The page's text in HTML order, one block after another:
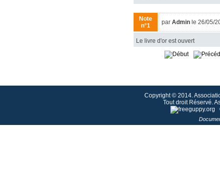
Note
n°1
par Adminle 26/05/
Le livre d'or est ouvert
Copyright © 2014.
Tout droit Réservé.